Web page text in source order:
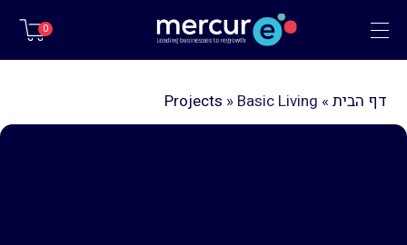
תפריט 0
דף הבית »
Projects » Basic Living